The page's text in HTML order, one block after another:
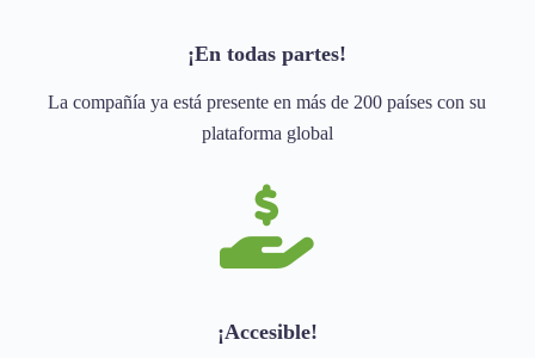
¡En todas partes!
La compañía ya está presente en más de 200 países con su
plataforma global
¡Accesible!